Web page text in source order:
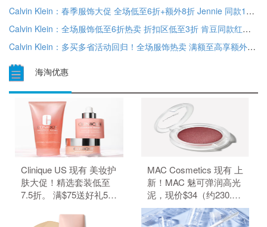
Calvin Klein：春季服饰大促 全场低至6折+额外8折 Jennie 同款1996内裤$5
Calvin Klein：全场服饰低至6折热卖 折扣区低至3折 肯豆同款红色内衣$16
Calvin Klein：多买多省活动回归！全场服饰热卖 满额至高享额外6折
海淘优惠
Clinique US 现有 美妆护
肤大促！精选套装低至
7.5折。 满$75送好礼5
件。 无需使用优惠码。
MAC Cosmetics 现有 上
新！MAC 魅可弹润高光
泥，现价$34（约230.29
元）。 无需使用优惠
码。